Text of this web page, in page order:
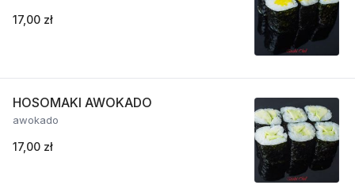
17,00 zł
HOSOMAKI AWOKADO
awokado
17,00 zł